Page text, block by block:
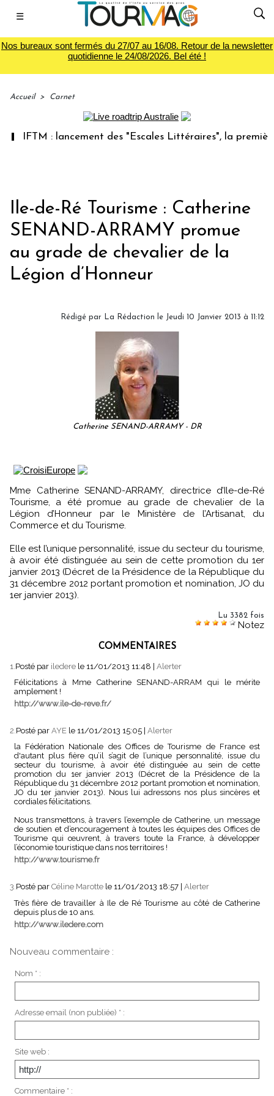
☰
Nos bureaux sont fermés du 27/07 au 16/08. Retour de la newsletter
quotidienne le 24/08/2026. Bel été !
Accueil > Carnet
IFTM : lancement des "Escales Littéraires", la première
Ile-de-Ré Tourisme : Catherine
SENAND-ARRAMY promue
au grade de chevalier de la
Légion d’Honneur
Rédigé par La Rédaction le Jeudi 10 Janvier 2013 à 11:12
Catherine SENAND-ARRAMY - DR
Mme Catherine SENAND-ARRAMY, directrice d’Ile-de-Ré
Tourisme, a été promue au grade de chevalier de la
Légion d’Honneur par le Ministère de l’Artisanat, du
Commerce et du Tourisme.
Elle est l’unique personnalité, issue du secteur du tourisme,
à avoir été distinguée au sein de cette promotion du 1er
janvier 2013 (Décret de la Présidence de la République du
31 décembre 2012 portant promotion et nomination, JO du
1er janvier 2013).
Lu 3382 fois
Notez
COMMENTAIRES
1. Posté par iledere le 11/01/2013 11:48 | Alerter
Félicitations à Mme Catherine SENAND-ARRAM qui le mérite
amplement !
http://www.ile-de-reve.fr/
2. Posté par AYE le 11/01/2013 15:05 | Alerter
la Fédération Nationale des Offices de Tourisme de France est
d'autant plus fière qu’il s’agit de l’unique personnalité, issue du
secteur du tourisme, à avoir été distinguée au sein de cette
promotion du 1er janvier 2013 (Décret de la Présidence de la
République du 31 décembre 2012 portant promotion et nomination,
JO du 1er janvier 2013). Nous lui adressons nos plus sincères et
cordiales félicitations.
Nous transmettons, à travers l’exemple de Catherine, un message
de soutien et d’encouragement à toutes les équipes des Offices de
Tourisme qui œuvrent, à travers toute la France, à développer
l’économie touristique dans nos territoires !
http://www.tourisme.fr
3. Posté par Céline Marotte le 11/01/2013 18:57 Alerter
Très fière de travailler à Ile de Ré Tourisme au côté de Catherine
depuis plus de 10 ans.
http://www.iledere.com
Nouveau commentaire :
Nom * :
Adresse email (non publiée) * :
Site web :
Commentaire * :